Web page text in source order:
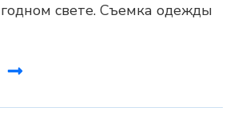
свете. Съемка одежды